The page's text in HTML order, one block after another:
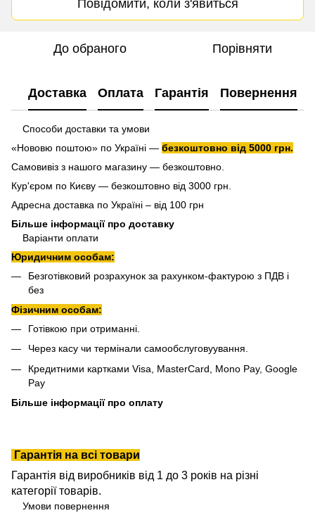
Повідомити, коли з'явиться
До обраного Порівняти
Доставка Оплата Гарантія Повернення
Способи доставки та умови
«Нововю поштою» по Україні — безкоштовно від 5000 грн.
Самовивіз з нашого магазину — безкоштовно.
Кур'єром по Києву — безкоштовно від 3000 грн.
Адресна доставка по Україні – від 100 грн
Більше інформації про доставку
Варіанти оплати
Юридичним особам:
Безготівковий розрахунок за рахунком-фактурою з ПДВ і
без
Фізичним особам:
Готівкою при отриманні.
Через касу чи термінали самообслуговуування.
Кредитними картками Visa, MasterCard, Mono Pay, Google
Pay
Більше інформації про оплату
Гарантія на всі товари
Гарантія від виробників від 1 до 3 років на різні
категорії товарів.
Умови повернення